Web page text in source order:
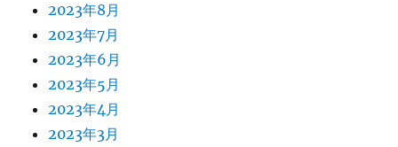
2023年8月
2023年7月
2023年6月
2023年5月
2023年4月
2023年3月